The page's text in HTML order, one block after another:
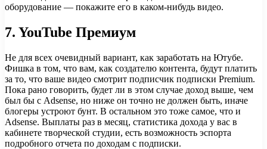
оборудование — покажите его в каком-нибудь видео.
7. YouTube Премиум
Не для всех очевидный вариант, как заработать на Ютубе.
Фишка в том, что вам, как создателю контента, будут платить
за то, что ваше видео смотрит подписчик подписки Premium.
Пока рано говорить, будет ли в этом случае доход выше, чем
был бы с Adsense, но ниже он точно не должен быть, иначе
блогеры устроют бунт. В остальном это тоже самое, что и
Adsense. Выплаты раз в месяц, статистика дохода у вас в
кабинете творческой студии, есть возможность эспорта
подробного отчета по доходам с подписки.